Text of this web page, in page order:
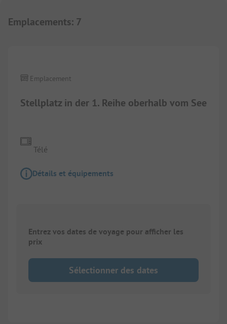
Emplacements: 7
Stellplatz in der 1. Reihe oberhalb vom See
Emplacement
Télé
Détails et équipements
Entrez vos dates de voyage pour afficher les
prix
Sélectionner des dates